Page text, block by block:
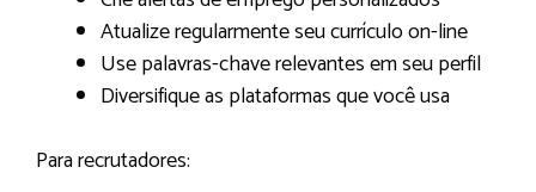
Atualize regularmente seu currículo on-line
Use palavras-chave relevantes em seu perfil
Diversifique as plataformas que você usa
Para recrutadores: